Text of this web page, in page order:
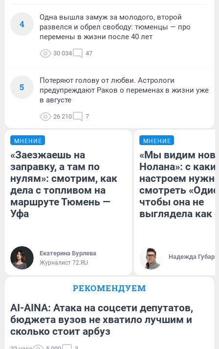
4
Одна вышла замуж за молодого, второй
развелся и обрел свободу: тюменцы — про
перемены в жизни после 40 лет
30 034 47
5
Потеряют голову от любви. Астрологи
предупреждают Раков о переменах в жизни уже
в августе
26 210 7
МНЕНИЕ
«Заезжаешь на
заправку, а там по
нулям»: смотрим, как
дела с топливом на
маршруте Тюмень —
Уфа
Екатерина Бурлева
Журналист 72.RU
МНЕНИЕ
«Мы видим
Нолана»: с
настроем
смотреть
чтобы она не
выглядела как
Надежда Губарь
РЕКОМЕНДУЕМ
AI-AINA: Атака на соцсети депутатов,
бюджета вузов не хватило лучшим и
сколько стоит арбуз